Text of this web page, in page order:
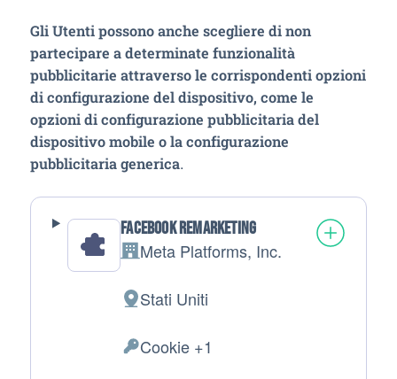
Gli Utenti possono anche scegliere di non
partecipare a determinate funzionalità
pubblicitarie attraverso le corrispondenti opzioni
di configurazione del dispositivo, come le
opzioni di configurazione pubblicitaria del
dispositivo mobile o la configurazione
pubblicitaria generica.
Facebook Remarketing
Azienda:
Meta Platforms, Inc.
Luogo del trattamento:
Stati Uniti
Dati Personali trattati:
Cookie +1